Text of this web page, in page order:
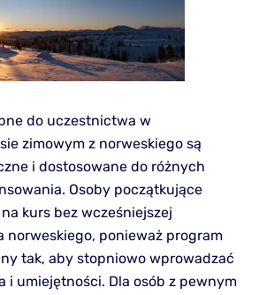
do uczestnictwa w
zimowym z norweskiego są
i dostosowane do różnych
Osoby początkujące
kurs bez wcześniejszej
norweskiego, ponieważ program
tak, aby stopniowo wprowadzać
i umiejętności. Dla osób z pewnym